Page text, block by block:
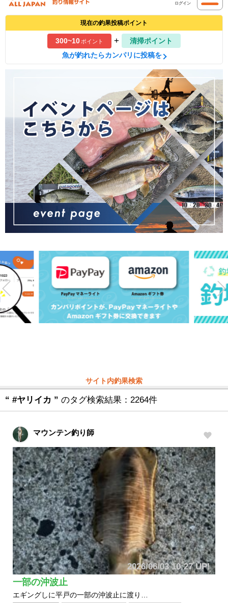
ログイン
現在の釣果投稿ポイント
300~10ポイント +
清掃ポイント
魚が釣れたらカンパリに投稿を
サイト内釣果検索
“ #ヤリイカ ” のタグ検索結果：2264件
マウンテン釣り師
2026/06/03 10:27 UP!
一部の沖波止
エギングしに平戸の一部の沖波止に渡り…